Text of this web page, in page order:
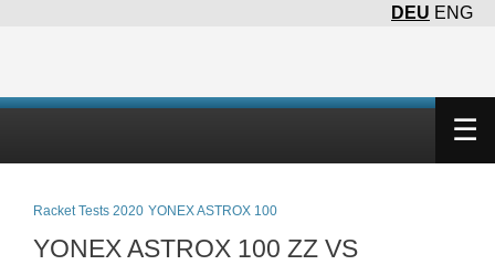
DEU ENG
☰
Racket Tests 2020 YONEX ASTROX 100
YONEX ASTROX 100 ZZ VS